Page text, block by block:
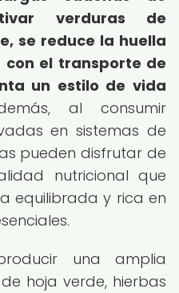
verduras de
se reduce la huella
el transporte de
un estilo de vida
al consumir
en sistemas de
pueden disfrutar de
nutricional que
equilibrada y rica en
una amplia
hoja verde, hierbas